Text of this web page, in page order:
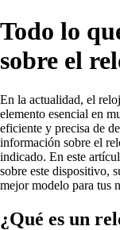
Todo lo
sobre el
En la actualidad, el
elemento esencial en
eficiente y precisa de
información sobre el
indicado. En este
sobre este dispositivo,
mejor modelo para tus
¿Qué es un